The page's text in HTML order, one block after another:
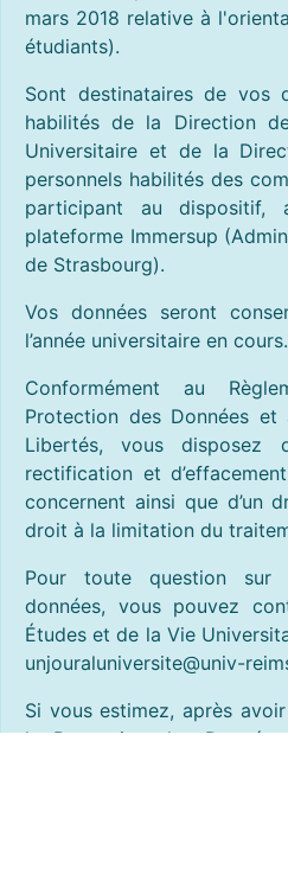
mars 2018 relative à
étudiants).
Sont destinataires de vos
habilités de la Direction
Universitaire et de la
personnels habilités des
participant au
plateforme Immersup
de Strasbourg).
Vos données seront
l’année universitaire en cours.
Conformément au
Protection des Données
Libertés, vous disposez
rectification et
concernent ainsi que d’un
droit à la limitation du
Pour toute question
données, vous pouvez
Études et de la Vie
unjouraluniversite@univ-
Si vous estimez, après
la Protection des Données